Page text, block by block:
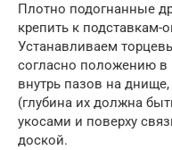
Плотно подогнанные
крепить к
Устанавливаем
согласно положению в
внутрь пазов на
(глубина их должна
укосами и поверху
доской.